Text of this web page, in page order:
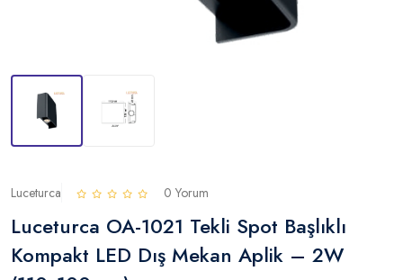
Luceturca 0 Yorum
Luceturca OA-1021 Tekli Spot Başlıklı
Kompakt LED Dış Mekan Aplik – 2W